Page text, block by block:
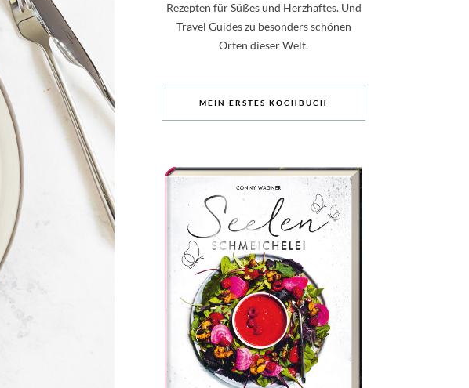
Rezepten für Süßes und Herzhaftes. Und
Travel Guides zu besonders schönen
Orten dieser Welt.
MEIN ERSTES KOCHBUCH